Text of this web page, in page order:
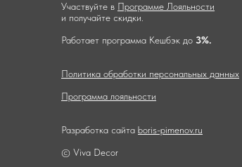
Участвуйте в Программе Лояльности
и получайте скидки.
Работает программа Кешбэк до 3%.
Политика обработки персональных данных
Программа лояльности
Разработка сайта boris-pimenov.ru
© Viva Decor